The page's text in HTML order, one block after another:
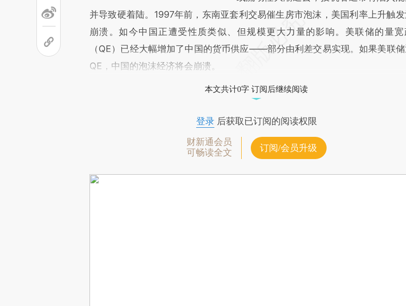
并导致硬着陆。1997年前，东南亚套利交易催生房市泡沫，美国利率上升触
崩溃。如今中国正遭受性质类似、但规模更大力量的影响。美联储的量宽
（QE）已经大幅增加了中国的货币供应——部分由利差交易实现。如果美联储
QE，中国的泡沫经济将会崩溃。
本文共计0字 订阅后继续阅读
登录后获取已订阅的阅读权限
财新通会员
可畅读全文
订阅/会员升级